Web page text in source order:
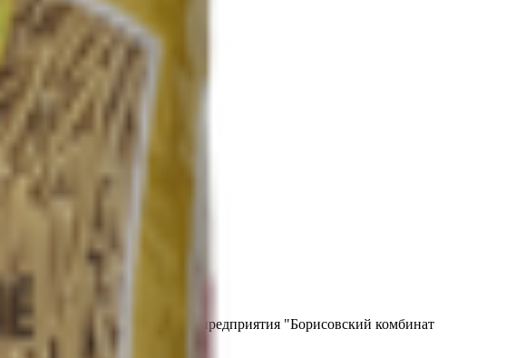
мясокомбинат" Унитарного предприятия "Борисовский комбинат